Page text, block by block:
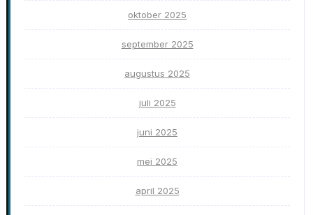
oktober 2025
september 2025
augustus 2025
juli 2025
juni 2025
mei 2025
april 2025